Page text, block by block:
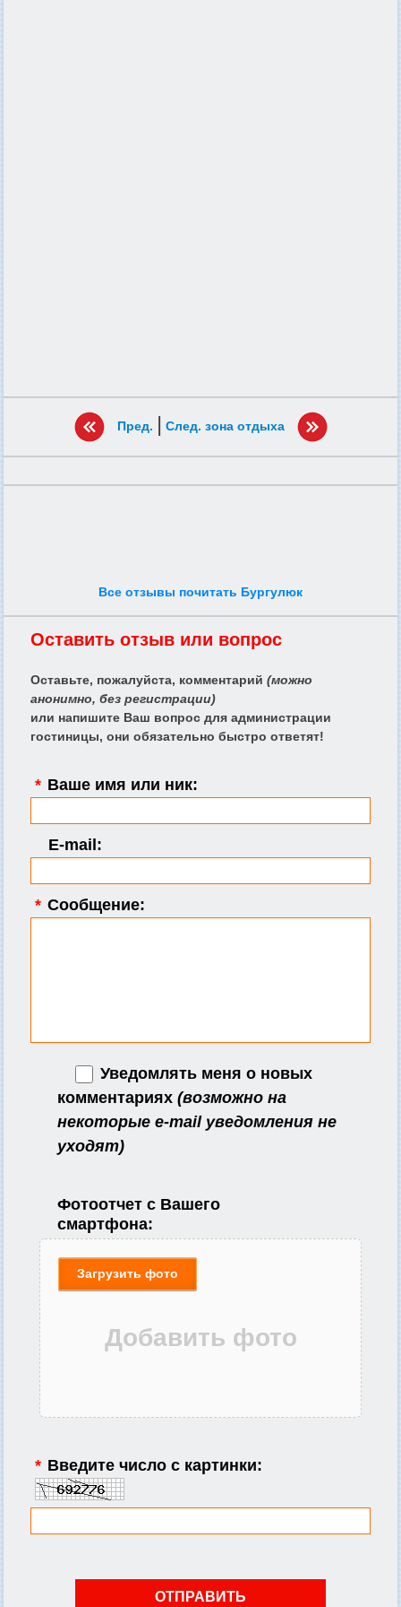
Пред. | След. зона отдыха
Все отзывы почитать Бургулюк
Оставить отзыв или вопрос
Оставьте, пожалуйста, комментарий (можно
анонимно, без регистрации)
или напишите Ваш вопрос для администрации
гостиницы, они обязательно быстро ответят!
* Ваше имя или ник:
E-mail:
* Сообщение:
Уведомлять меня о новых
комментариях (возможно на
некоторые e-mail уведомления не
уходят)
Фотоотчет с Вашего
смартфона:
Загрузить фото
* Введите число с картинки: